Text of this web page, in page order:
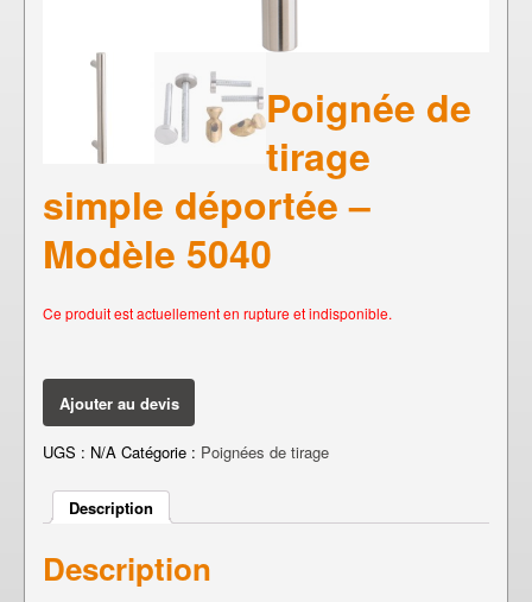
Poignée de
tirage
simple déportée –
Modèle 5040
Ce produit est actuellement en rupture et indisponible.
Ajouter au devis
UGS : N/A Catégorie : Poignées de tirage
Description
Description